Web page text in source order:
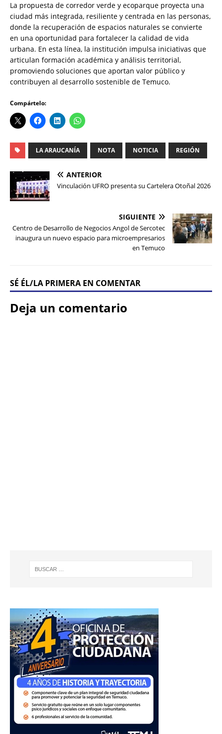
La propuesta de corredor verde y ecoparque proyecta una
ciudad más integrada, resiliente y centrada en las personas,
donde la recuperación de espacios naturales se convierte
en una oportunidad para fortalecer la calidad de vida
urbana. En esta línea, la institución impulsa iniciativas que
articulan formación académica y análisis territorial,
promoviendo soluciones que aportan valor público y
contribuyen al desarrollo sostenible de Temuco.
Compártelo:
LA ARAUCANÍA NOTA NOTICIA REGIÓN
ANTERIOR
Vinculación UFRO presenta su Cartelera Otoñal 2026
SIGUIENTE
Centro de Desarrollo de Negocios Angol de Sercotec
inaugura un nuevo espacio para microempresarios
en Temuco
SÉ ÉL/LA PRIMERA EN COMENTAR
Deja un comentario